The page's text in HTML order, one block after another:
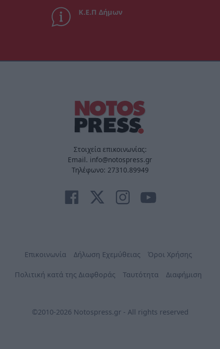
Κ.Ε.Π Δήμων
Στοιχεία επικοινωνίας:
Email. info@notospress.gr
Τηλέφωνο: 27310.89949
Επικοινωνία Δήλωση Εχεμύθειας Όροι Χρήσης
Πολιτική κατά της Διαφθοράς Ταυτότητα Διαφήμιση
©2010-2026 Notospress.gr - All rights reserved